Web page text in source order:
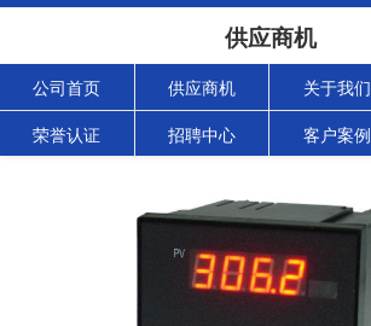
供应商机
公司首页 供应商机 关于我们
荣誉认证 招聘中心 客户案例